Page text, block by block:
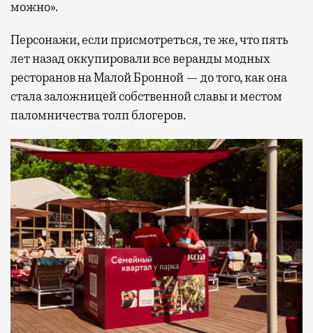
можно».
Персонажи, если присмотреться, те же, что пять
лет назад оккупировали все веранды модных
ресторанов на Малой Бронной — до того, как она
стала заложницей собственной славы и местом
паломничества толп блогеров.